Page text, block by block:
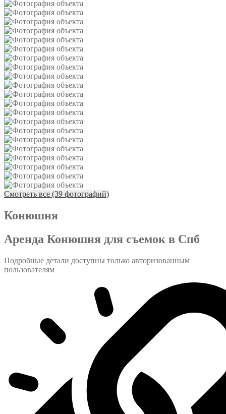
Смотреть все (39 фотографий)
Конюшня
Аренда Конюшня для съемок в Спб
Подробные детали доступны только авторизованным
пользователям